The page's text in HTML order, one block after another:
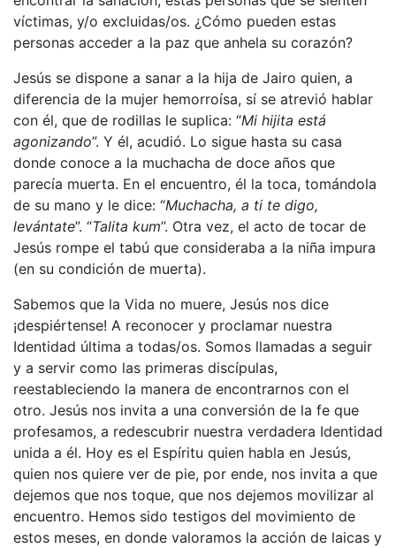
víctimas, y/o excluidas/os. ¿Cómo pueden estas
personas acceder a la paz que anhela su corazón?
Jesús se dispone a sanar a la hija de Jairo quien, a
diferencia de la mujer hemorroísa, sí se atrevió hablar
con él, que de rodillas le suplica: “Mi hijita está
agonizando”. Y él, acudió. Lo sigue hasta su casa
donde conoce a la muchacha de doce años que
parecía muerta. En el encuentro, él la toca, tomándola
de su mano y le dice: “Muchacha, a ti te digo,
levántate”. “Talita kum”. Otra vez, el acto de tocar de
Jesús rompe el tabú que consideraba a la niña impura
(en su condición de muerta).
Sabemos que la Vida no muere, Jesús nos dice
¡despiértense! A reconocer y proclamar nuestra
Identidad última a todas/os. Somos llamadas a seguir
y a servir como las primeras discípulas,
reestableciendo la manera de encontrarnos con el
otro. Jesús nos invita a una conversión de la fe que
profesamos, a redescubrir nuestra verdadera Identidad
unida a él. Hoy es el Espíritu quien habla en Jesús,
quien nos quiere ver de pie, por ende, nos invita a que
dejemos que nos toque, que nos dejemos movilizar al
encuentro. Hemos sido testigos del movimiento de
estos meses, en donde valoramos la acción de laicas y